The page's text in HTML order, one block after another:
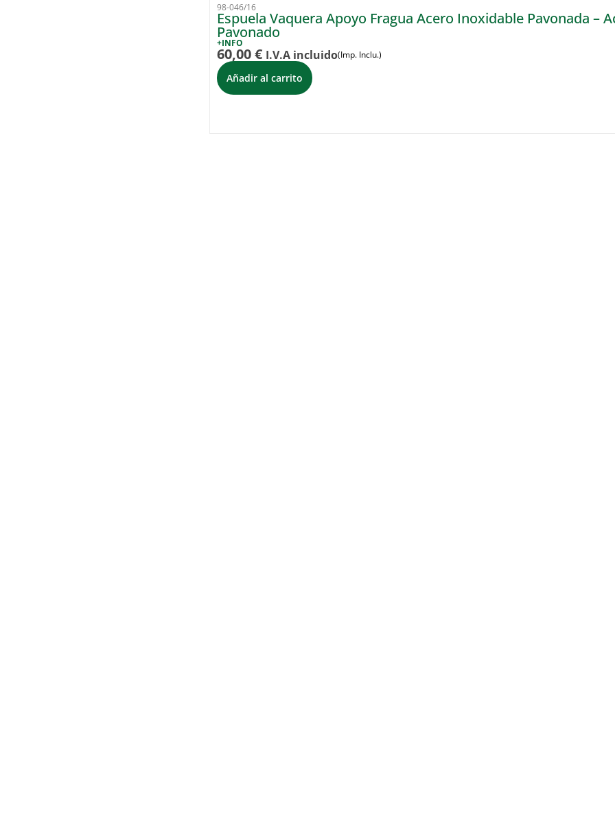
98-046/16
Espuela Vaquera Apoyo Fragua Acero Inoxidable Pavonada –
Pavonado
+INFO
60,00€ I.V.A incluido(Imp. Inclu.)
Añadir al carrito